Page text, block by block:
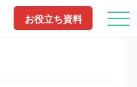
お役立ち資料